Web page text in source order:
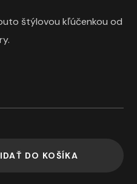
štýlovou kľúčenkou od
DO KOŠÍKA